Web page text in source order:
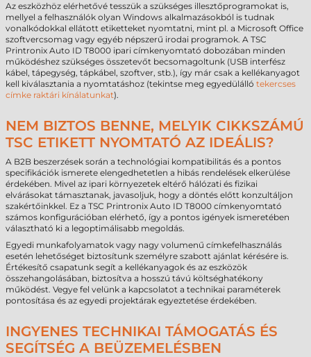
Az eszközhöz elérhetővé tesszük a szükséges illesztőprogramokat is,
mellyel a felhasználók olyan Windows alkalmazásokból is tudnak
vonalkódokkal ellátott etiketteket nyomtatni, mint pl. a Microsoft Office
szoftvercsomag vagy egyéb népszerű irodai programok. A TSC
Printronix Auto ID T8000 ipari címkenyomtató dobozában minden
működéshez szükséges összetevőt becsomagoltunk (USB interfész
kábel, tápegység, tápkábel, szoftver, stb.), így már csak a kellékanyagot
kell kiválasztania a nyomtatáshoz (tekintse meg egyedülálló tekercses
címke raktári kínálatunkat).
NEM BIZTOS BENNE, MELYIK CIKKSZÁMÚ
TSC ETIKETT NYOMTATÓ AZ IDEÁLIS?
A B2B beszerzések során a technológiai kompatibilitás és a pontos
specifikációk ismerete elengedhetetlen a hibás rendelések elkerülése
érdekében. Mivel az ipari környezetek eltérő hálózati és fizikai
elvárásokat támasztanak, javasoljuk, hogy a döntés előtt konzultáljon
szakértőinkkel. Ez a TSC Printronix Auto ID T8000 címkenyomtató
számos konfigurációban elérhető, így a pontos igények ismeretében
választható ki a legoptimálisabb megoldás.
Egyedi munkafolyamatok vagy nagy volumenű címkefelhasználás
esetén lehetőséget biztosítunk személyre szabott ajánlat kérésére is.
Értékesítő csapatunk segít a kellékanyagok és az eszközök
összehangolásában, biztosítva a hosszú távú költséghatékony
működést. Vegye fel velünk a kapcsolatot a technikai paraméterek
pontosítása és az egyedi projektárak egyeztetése érdekében.
INGYENES TECHNIKAI TÁMOGATÁS ÉS
SEGÍTSÉG A BEÜZEMELÉSBEN